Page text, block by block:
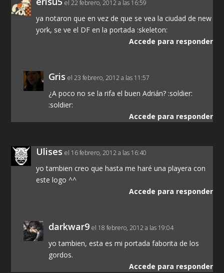
el 22 febrero, 2012 a las 16:59
ya notaron que en vez de que se vea la ciudad de new
york, se ve el DF en la portada :skeleton:
Accede para responder
Gris el 23 febrero, 2012 a las 11:57
¿A poco no se la rifa el buen Adrián? :soldier:
:soldier:
Accede para responder
Ulises el 16 febrero, 2012 a las 16:40
yo tambien creo que hasta me haré una playera con
este logo ^^
Accede para responder
darkwar9 el 18 febrero, 2012 a las 19:04
yo tambien, esta es mi portada faborita de los
gordos.
Accede para responder